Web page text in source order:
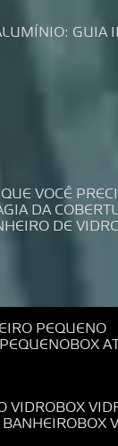
GUIA
VOCÊ
DA
DE
PEQUENO
BOX
VIDRO BOX
BANHEIRO